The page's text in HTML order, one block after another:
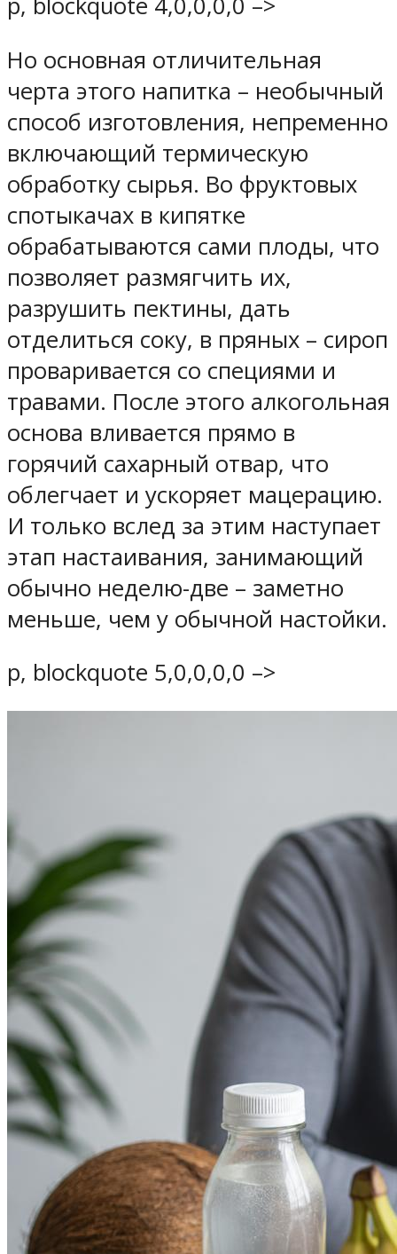
Но основная отличительная
черта этого напитка – необычный
способ изготовления, непременно
включающий термическую
обработку сырья. Во фруктовых
спотыкачах в кипятке
обрабатываются сами плоды, что
позволяет размягчить их,
разрушить пектины, дать
отделиться соку, в пряных – сироп
проваривается со специями и
травами. После этого алкогольная
основа вливается прямо в
горячий сахарный отвар, что
облегчает и ускоряет мацерацию.
И только вслед за этим наступает
этап настаивания, занимающий
обычно неделю-две – заметно
меньше, чем у обычной настойки.
p, blockquote 5,0,0,0,0 –>